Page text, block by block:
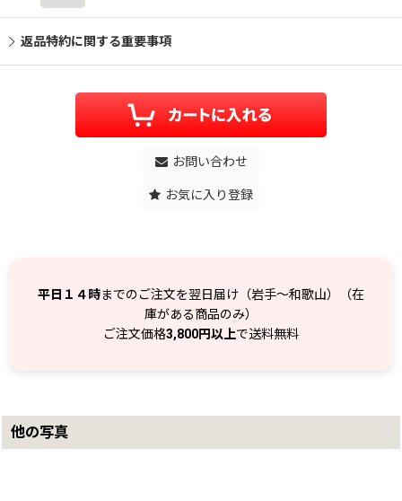
返品特約に関する重要事項
お問い合わせ
お気に入り登録
平日１４時までのご注文を翌日届け（岩手～和歌山）（在
庫がある商品のみ）
ご注文価格3,800円以上で送料無料
他の写真